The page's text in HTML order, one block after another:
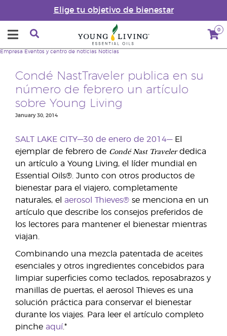
Elige tu objetivo de bienestar
0
Empresa Eventos y centro de noticias Noticias
Condé NastTraveler publica en su
número de febrero un artículo
sobre Young Living
January 30, 2014
SALT LAKE CITY—30 de enero de 2014—El
ejemplar de febrero de Condé Nast Travelerdedica
un artículo a Young Living, el líder mundial en
Essential Oils®. Junto con otros productos de
bienestar para el viajero, completamente
naturales, el aerosol Thieves® se menciona en un
artículo que describe los consejos preferidos de
los lectores para mantener el bienestar mientras
viajan.
Combinando una mezcla patentada de aceites
esenciales y otros ingredientes concebidos para
limpiar superficies como teclados, reposabrazos y
manillas de puertas, el aerosol Thieves es una
solución práctica para conservar el bienestar
durante los viajes. Para leer el artículo completo
pinche aquí.*